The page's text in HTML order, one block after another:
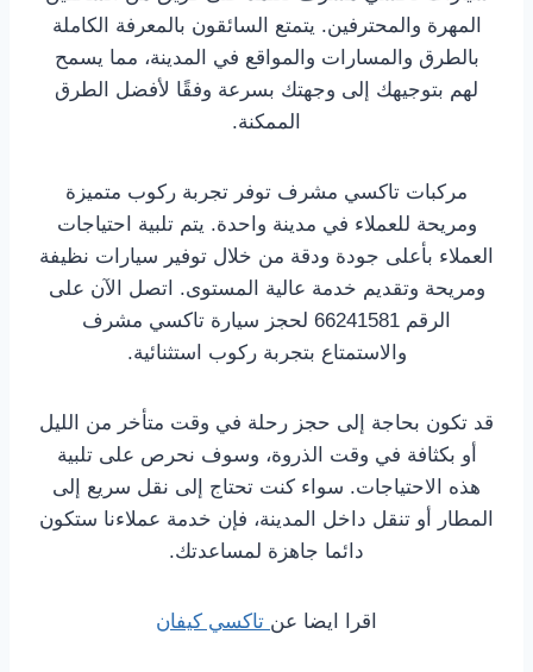
المهرة والمحترفين. يتمتع السائقون بالمعرفة الكاملة
بالطرق والمسارات والمواقع في المدينة، مما يسمح
لهم بتوجيهك إلى وجهتك بسرعة وفقًا لأفضل الطرق
الممكنة.
مركبات تاكسي مشرف توفر تجربة ركوب متميزة
ومريحة للعملاء في مدينة واحدة. يتم تلبية احتياجات
العملاء بأعلى جودة ودقة من خلال توفير سيارات نظيفة
ومريحة وتقديم خدمة عالية المستوى. اتصل الآن على
الرقم 66241581 لحجز سيارة تاكسي مشرف
والاستمتاع بتجربة ركوب استثنائية.
قد تكون بحاجة إلى حجز رحلة في وقت متأخر من الليل
أو بكثافة في وقت الذروة، وسوف نحرص على تلبية
هذه الاحتياجات. سواء كنت تحتاج إلى نقل سريع إلى
المطار أو تنقل داخل المدينة، فإن خدمة عملاءنا ستكون
دائما جاهزة لمساعدتك.
اقرا ايضا عن تاكسي كيفان